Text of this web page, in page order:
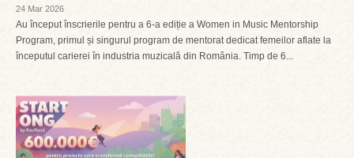
24 Mar 2026
Au început înscrierile pentru a 6-a ediție a Women in Music Mentorship
Program, primul și singurul program de mentorat dedicat femeilor aflate la
începutul carierei în industria muzicală din România. Timp de 6...